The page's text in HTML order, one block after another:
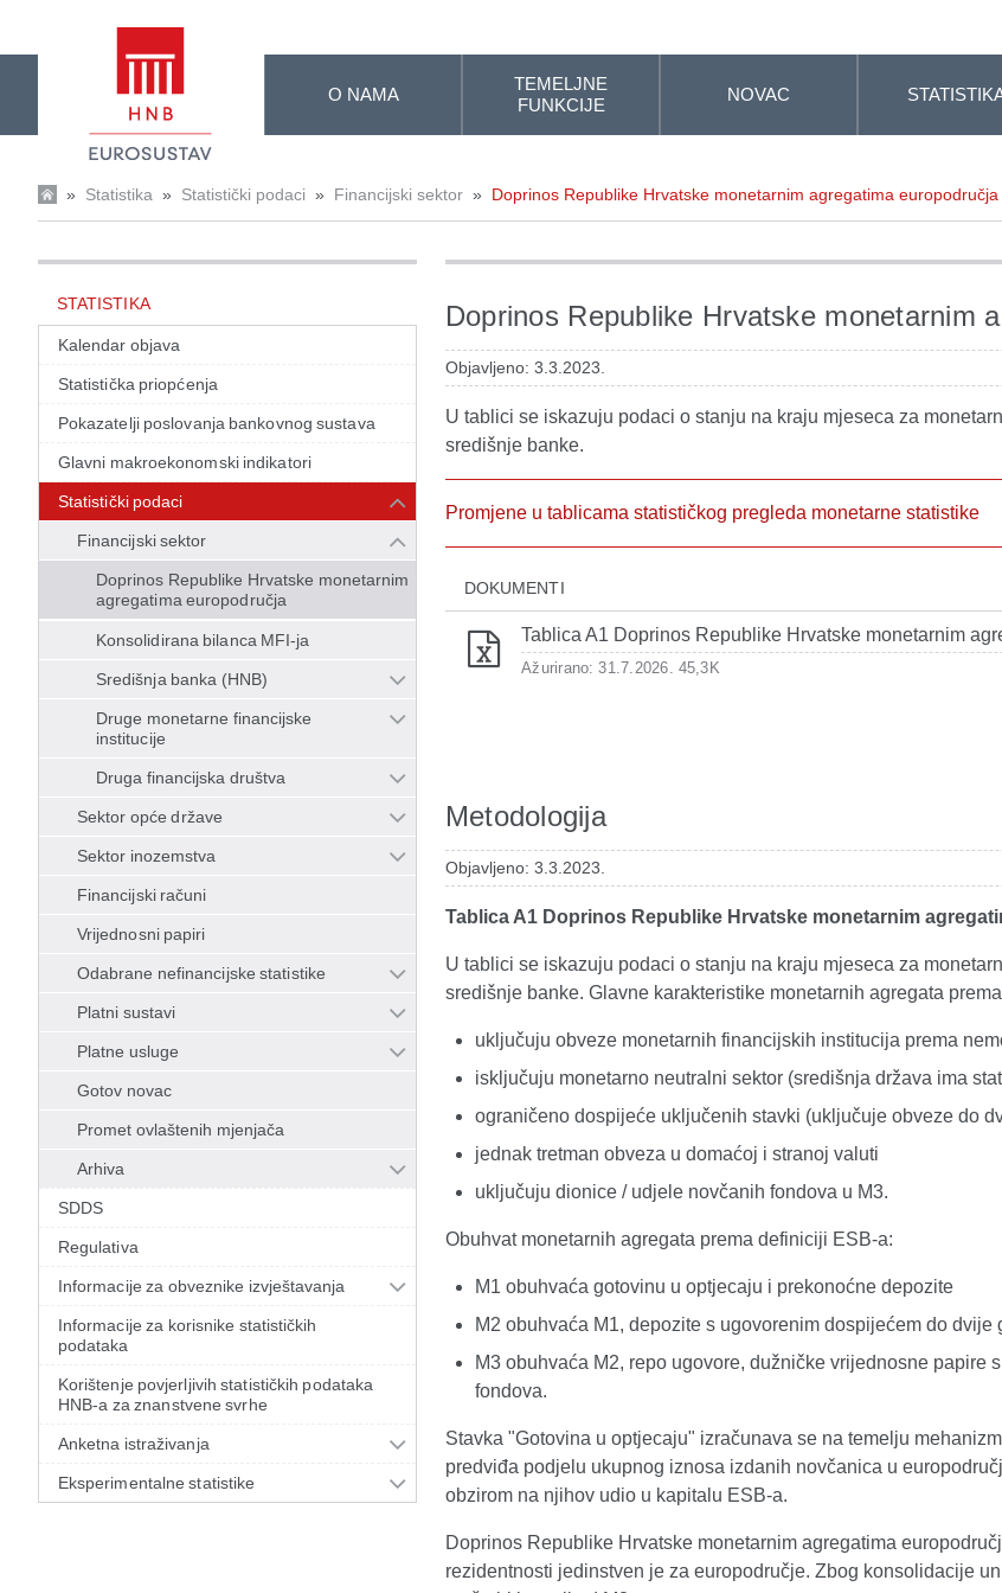
O NAMA
TEMELJNE
FUNKCIJE
NOVAC
» Statistika » Statistički podaci » Financijski sektor » Doprinos Republike Hrvatske monetarnim agregatima europodručja
STATISTIKA
Kalendar objava
Statistička priopćenja
Pokazatelji poslovanja bankovnog sustava
Glavni makroekonomski indikatori
Statistički podaci
Financijski sektor
Doprinos Republike Hrvatske monetarnim
agregatima europodručja
Konsolidirana bilanca MFI-ja
Središnja banka (HNB)
Druge monetarne financijske
institucije
Druga financijska društva
Sektor opće države
Sektor inozemstva
Financijski računi
Vrijednosni papiri
Odabrane nefinancijske statistike
Platni sustavi
Platne usluge
Gotov novac
Promet ovlaštenih mjenjača
Arhiva
SDDS
Regulativa
Informacije za obveznike izvještavanja
Informacije za korisnike statističkih
podataka
Korištenje povjerljivih statističkih podataka
HNB-a za znanstvene svrhe
Anketna istraživanja
Eksperimentalne statistike
Doprinos Republike Hrvatske monetarnim
Objavljeno: 3.3.2023.
U tablici se iskazuju podaci o stanju na kraju mjeseca za
središnje banke.
Promjene u tablicama statističkog pregleda monetarne statistike
DOKUMENTI
Tablica A1 Doprinos Republike Hrvatske monetarnim
Ažurirano: 31.7.2026. 45,3K
Metodologija
Objavljeno: 3.3.2023.
Tablica A1 Doprinos Republike Hrvatske monetarnim
U tablici se iskazuju podaci o stanju na kraju mjeseca za
središnje banke. Glavne karakteristike monetarnih agregata
uključuju obveze monetarnih financijskih institucija prema
isključuju monetarno neutralni sektor (središnja država ima
ograničeno dospijeće uključenih stavki (uključuje obveze do
jednak tretman obveza u domaćoj i stranoj valuti
uključuju dionice / udjele novčanih fondova u M3.
Obuhvat monetarnih agregata prema definiciji ESB-a:
M1 obuhvaća gotovinu u optjecaju i prekonoćne depozite
M2 obuhvaća M1, depozite s ugovorenim dospijećem do
M3 obuhvaća M2, repo ugovore, dužničke vrijednosne
fondova.
Stavka "Gotovina u optjecaju" izračunava se na temelju
predviđa podjelu ukupnog iznosa izdanih novčanica u
obzirom na njihov udio u kapitalu ESB-a.
Doprinos Republike Hrvatske monetarnim agregatima
rezidentnosti jedinstven je za europodručje. Zbog konsolidacije